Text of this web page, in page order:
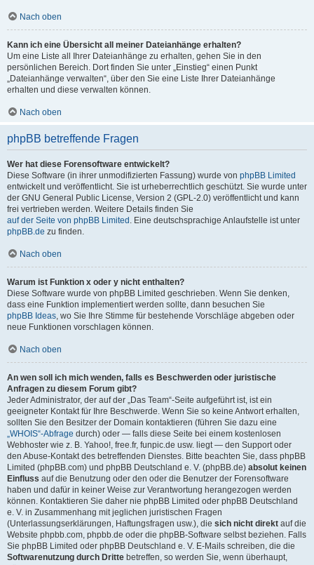
Nach oben
Kann ich eine Übersicht all meiner Dateianhänge erhalten?
Um eine Liste all Ihrer Dateianhänge zu erhalten, gehen Sie in den
persönlichen Bereich. Dort finden Sie unter „Einstieg“ einen Punkt
„Dateianhänge verwalten“, über den Sie eine Liste Ihrer Dateianhänge
erhalten und diese verwalten können.
Nach oben
phpBB betreffende Fragen
Wer hat diese Forensoftware entwickelt?
Diese Software (in ihrer unmodifizierten Fassung) wurde von phpBB Limited
entwickelt und veröffentlicht. Sie ist urheberrechtlich geschützt. Sie wurde unter
der GNU General Public License, Version 2 (GPL-2.0) veröffentlicht und kann
frei vertrieben werden. Weitere Details finden Sie
auf der Seite von phpBB Limited . Eine deutschsprachige Anlaufstelle ist unter
phpBB.de zu finden.
Nach oben
Warum ist Funktion x oder y nicht enthalten?
Diese Software wurde von phpBB Limited geschrieben. Wenn Sie denken,
dass eine Funktion implementiert werden sollte, dann besuchen Sie
phpBB Ideas, wo Sie Ihre Stimme für bestehende Vorschläge abgeben oder
neue Funktionen vorschlagen können.
Nach oben
An wen soll ich mich wenden, falls es Beschwerden oder juristische
Anfragen zu diesem Forum gibt?
Jeder Administrator, der auf der „Das Team“-Seite aufgeführt ist, ist ein
geeigneter Kontakt für Ihre Beschwerde. Wenn Sie so keine Antwort erhalten,
sollten Sie den Besitzer der Domain kontaktieren (führen Sie dazu eine
„WHOIS“-Abfrage durch) oder — falls diese Seite bei einem kostenlosen
Webhoster wie z. B. Yahoo!, free.fr, funpic.de usw. liegt — den Support oder
den Abuse-Kontakt des betreffenden Dienstes. Bitte beachten Sie, dass phpBB
Limited (phpBB.com) und phpBB Deutschland e. V. (phpBB.de) absolut keinen
Einfluss auf die Benutzung oder den oder die Benutzer der Forensoftware
haben und dafür in keiner Weise zur Verantwortung herangezogen werden
können. Kontaktieren Sie daher nie phpBB Limited oder phpBB Deutschland
e. V. in Zusammenhang mit jeglichen juristischen Fragen
(Unterlassungserklärungen, Haftungsfragen usw.), die sich nicht direkt auf die
Website phpbb.com, phpbb.de oder die phpBB-Software selbst beziehen. Falls
Sie phpBB Limited oder phpBB Deutschland e. V. E-Mails schreiben, die die
Softwarenutzung durch Dritte betreffen, so werden Sie, wenn überhaupt,